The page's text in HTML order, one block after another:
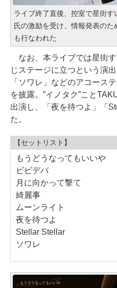
ライブ終了直後、控室で星街
氏の激励を受け、情報発表の
も行なわれた
なお、本ライブでは星街
じステージに立つという演
「ソワレ」などのアコース
を披露。”イノタク”こと
出演し、「夜を待つよ」「
た。
【セットリスト】
もうどうなってもいいや
ビビデバ
月に向かって撃て
綺麗事
ムーンライト
夜を待つよ
Stellar Stellar
ソワレ